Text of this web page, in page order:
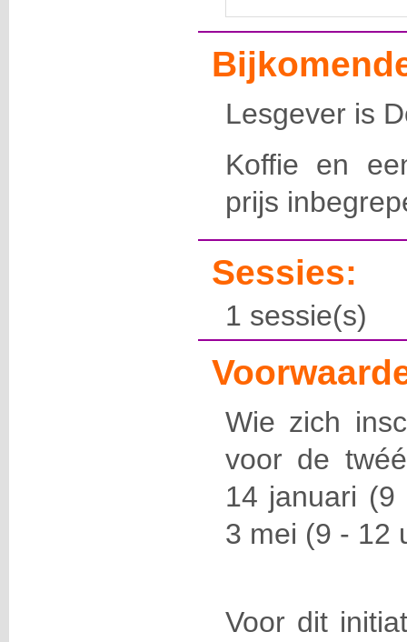
Lesgever is
Koffie en
prijs
Sessies:
1 sessie(s)
Wie zich
voor de
14 januari
3 mei (9 - 12
Voor dit